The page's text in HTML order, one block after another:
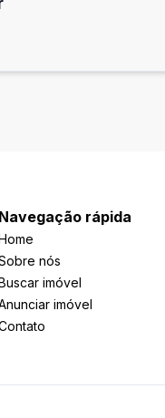
Navegação rápida
nós
imóvel
imóvel